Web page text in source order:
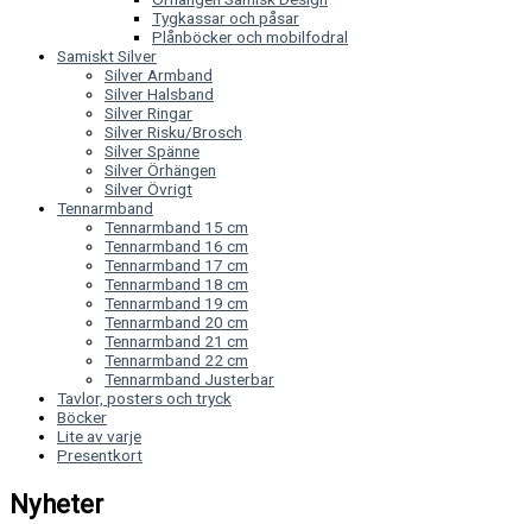
Tygkassar och påsar
Plånböcker och mobilfodral
Samiskt Silver
Silver Armband
Silver Halsband
Silver Ringar
Silver Risku/Brosch
Silver Spänne
Silver Örhängen
Silver Övrigt
Tennarmband
Tennarmband 15 cm
Tennarmband 16 cm
Tennarmband 17 cm
Tennarmband 18 cm
Tennarmband 19 cm
Tennarmband 20 cm
Tennarmband 21 cm
Tennarmband 22 cm
Tennarmband Justerbar
Tavlor, posters och tryck
Böcker
Lite av varje
Presentkort
Nyheter